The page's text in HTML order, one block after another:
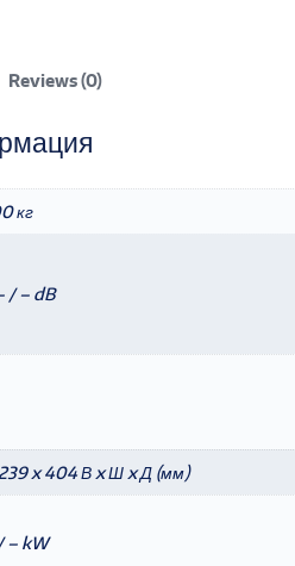
Reviews (0)
кг
/ – dB
x 404 В x Ш x Д (мм)
– kW